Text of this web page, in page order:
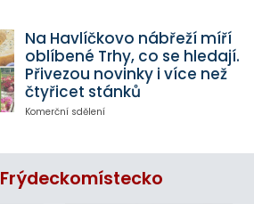
Na Havlíčkovo nábřeží míří
oblíbené Trhy, co se hledají.
Přivezou novinky i více než
čtyřicet stánků
Komerční sdělení